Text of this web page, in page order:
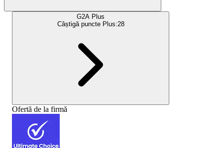
G2A Plus
Câștigă puncte Plus:28
Ofertă de la firmă